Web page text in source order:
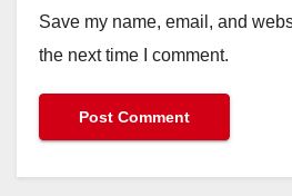
Save my name, email, and
the next time I comment.